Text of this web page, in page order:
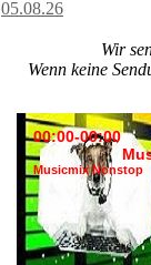
05.08.26
Wir
Wenn keine
00:00-00:00
Musicmix Nonstop